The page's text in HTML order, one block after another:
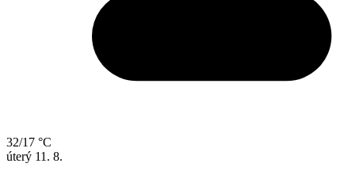
32/17 °C
úterý 11. 8.